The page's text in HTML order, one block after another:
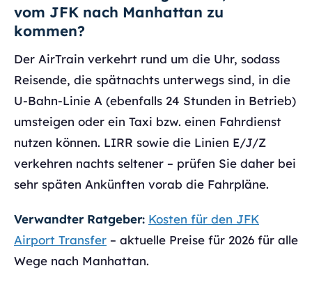
vom JFK nach Manhattan zu
kommen?
Der AirTrain verkehrt rund um die Uhr, sodass
Reisende, die spätnachts unterwegs sind, in die
U-Bahn-Linie A (ebenfalls 24 Stunden in Betrieb)
umsteigen oder ein Taxi bzw. einen Fahrdienst
nutzen können. LIRR sowie die Linien E/J/Z
verkehren nachts seltener – prüfen Sie daher bei
sehr späten Ankünften vorab die Fahrpläne.
Verwandter Ratgeber: Kosten für den JFK
Airport Transfer – aktuelle Preise für 2026 für alle
Wege nach Manhattan.